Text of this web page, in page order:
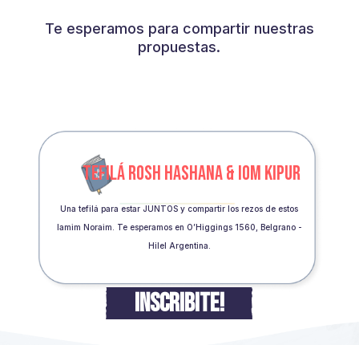
Te esperamos para compartir nuestras
propuestas.
TEFILÁ ROSH HASHANA & IOM KIPUR
Una tefilá para estar JUNTOS y compartir los rezos de estos
Iamim Noraim. Te esperamos en O’Higgings 1560, Belgrano -
Hilel Argentina.
INSCRIBITE!